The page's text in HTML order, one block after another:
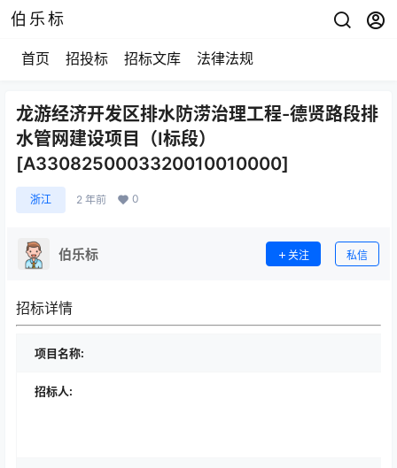
伯乐标
首页 招投标 招标文库 法律法规
龙游经济开发区排水防涝治理工程-德贤路段排
水管网建设项目（Ⅰ标段）
[A3308250003320010010000]
浙江 2 年前 0
伯乐标 关注 私信
招标详情
项目名称:
招标人: